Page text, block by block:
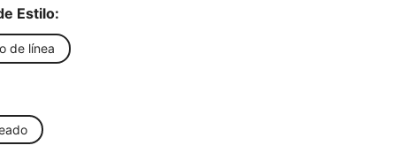
Estilo:
de línea